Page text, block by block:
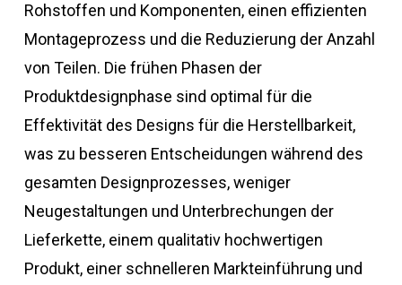
Rohstoffen und Komponenten, einen effizienten
Montageprozess und die Reduzierung der Anzahl
von Teilen. Die frühen Phasen der
Produktdesignphase sind optimal für die
Effektivität des Designs für die Herstellbarkeit,
was zu besseren Entscheidungen während des
gesamten Designprozesses, weniger
Neugestaltungen und Unterbrechungen der
Lieferkette, einem qualitativ hochwertigen
Produkt, einer schnelleren Markteinführung und